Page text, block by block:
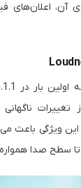
آن، اعلان‌های
تغییرات
این ویژگی باعث
سطح صدا همواره